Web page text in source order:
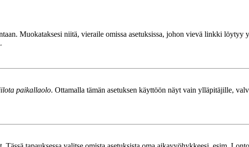
Muokataksesi niitä, vieraile omissa asetuksissa, johon vievä linkki löytyy
paikallaolo. Ottamalla tämän asetuksen käyttöön näyt vain ylläpitäjille,